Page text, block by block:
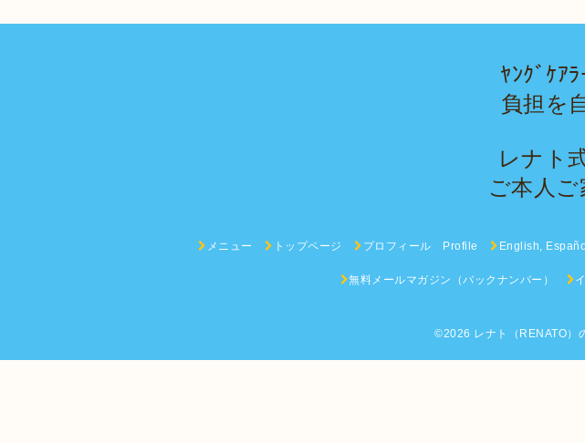
ﾔﾝｸﾞｹｱ
負担を
レナト
ご本人
メニュー トップページ プロフィール Profile English,
無料メールマガジン（バックナンバー）
©2026 レナト（RENATO）